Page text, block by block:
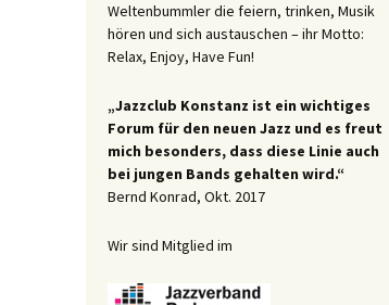
Weltenbummler die feiern, trinken, Musik
hören und sich austauschen – ihr Motto:
Relax, Enjoy, Have Fun!
„Jazzclub Konstanz ist ein wichtiges
Forum für den neuen Jazz und es freut
mich besonders, dass diese Linie auch
bei jungen Bands gehalten wird.“
Bernd Konrad, Okt. 2017
Wir sind Mitglied im